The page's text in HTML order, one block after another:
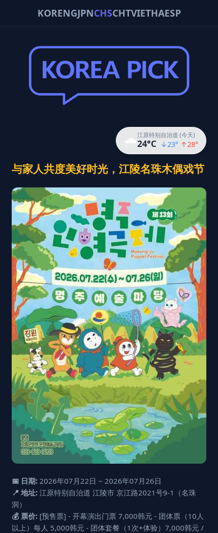
KORENGJPNCHSCHTVIETHAESP
江原特别自治道 (今天)
24°C ↓23° ↑28°
与家人共度美好时光，江陵名珠木偶戏节
📅 日期: 2026年07月22日 ~ 2026年07月26日
📍 地址: 江原特别自治道 江陵市 京江路2021号9-1（名珠
洞）
💰 票价: [预售票] - 开幕演出门票 7,000韩元 - 团体票（10人
以上）每人 5,000韩元 - 团体套餐（1次+体验）7,000韩元 /